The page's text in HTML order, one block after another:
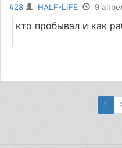
#28 HALF-LIFE 9
кто пробывал и как
1